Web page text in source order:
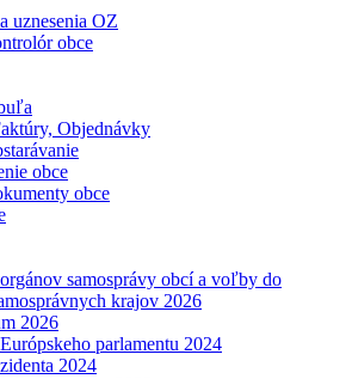
uznesenia OZ
obce
Objednávky
obce
obce
samosprávy obcí a voľby do
krajov 2026
2026
parlamentu 2024
2024